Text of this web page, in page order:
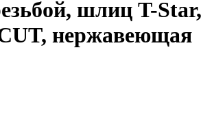
шлиц T-Star,
нержавеющая